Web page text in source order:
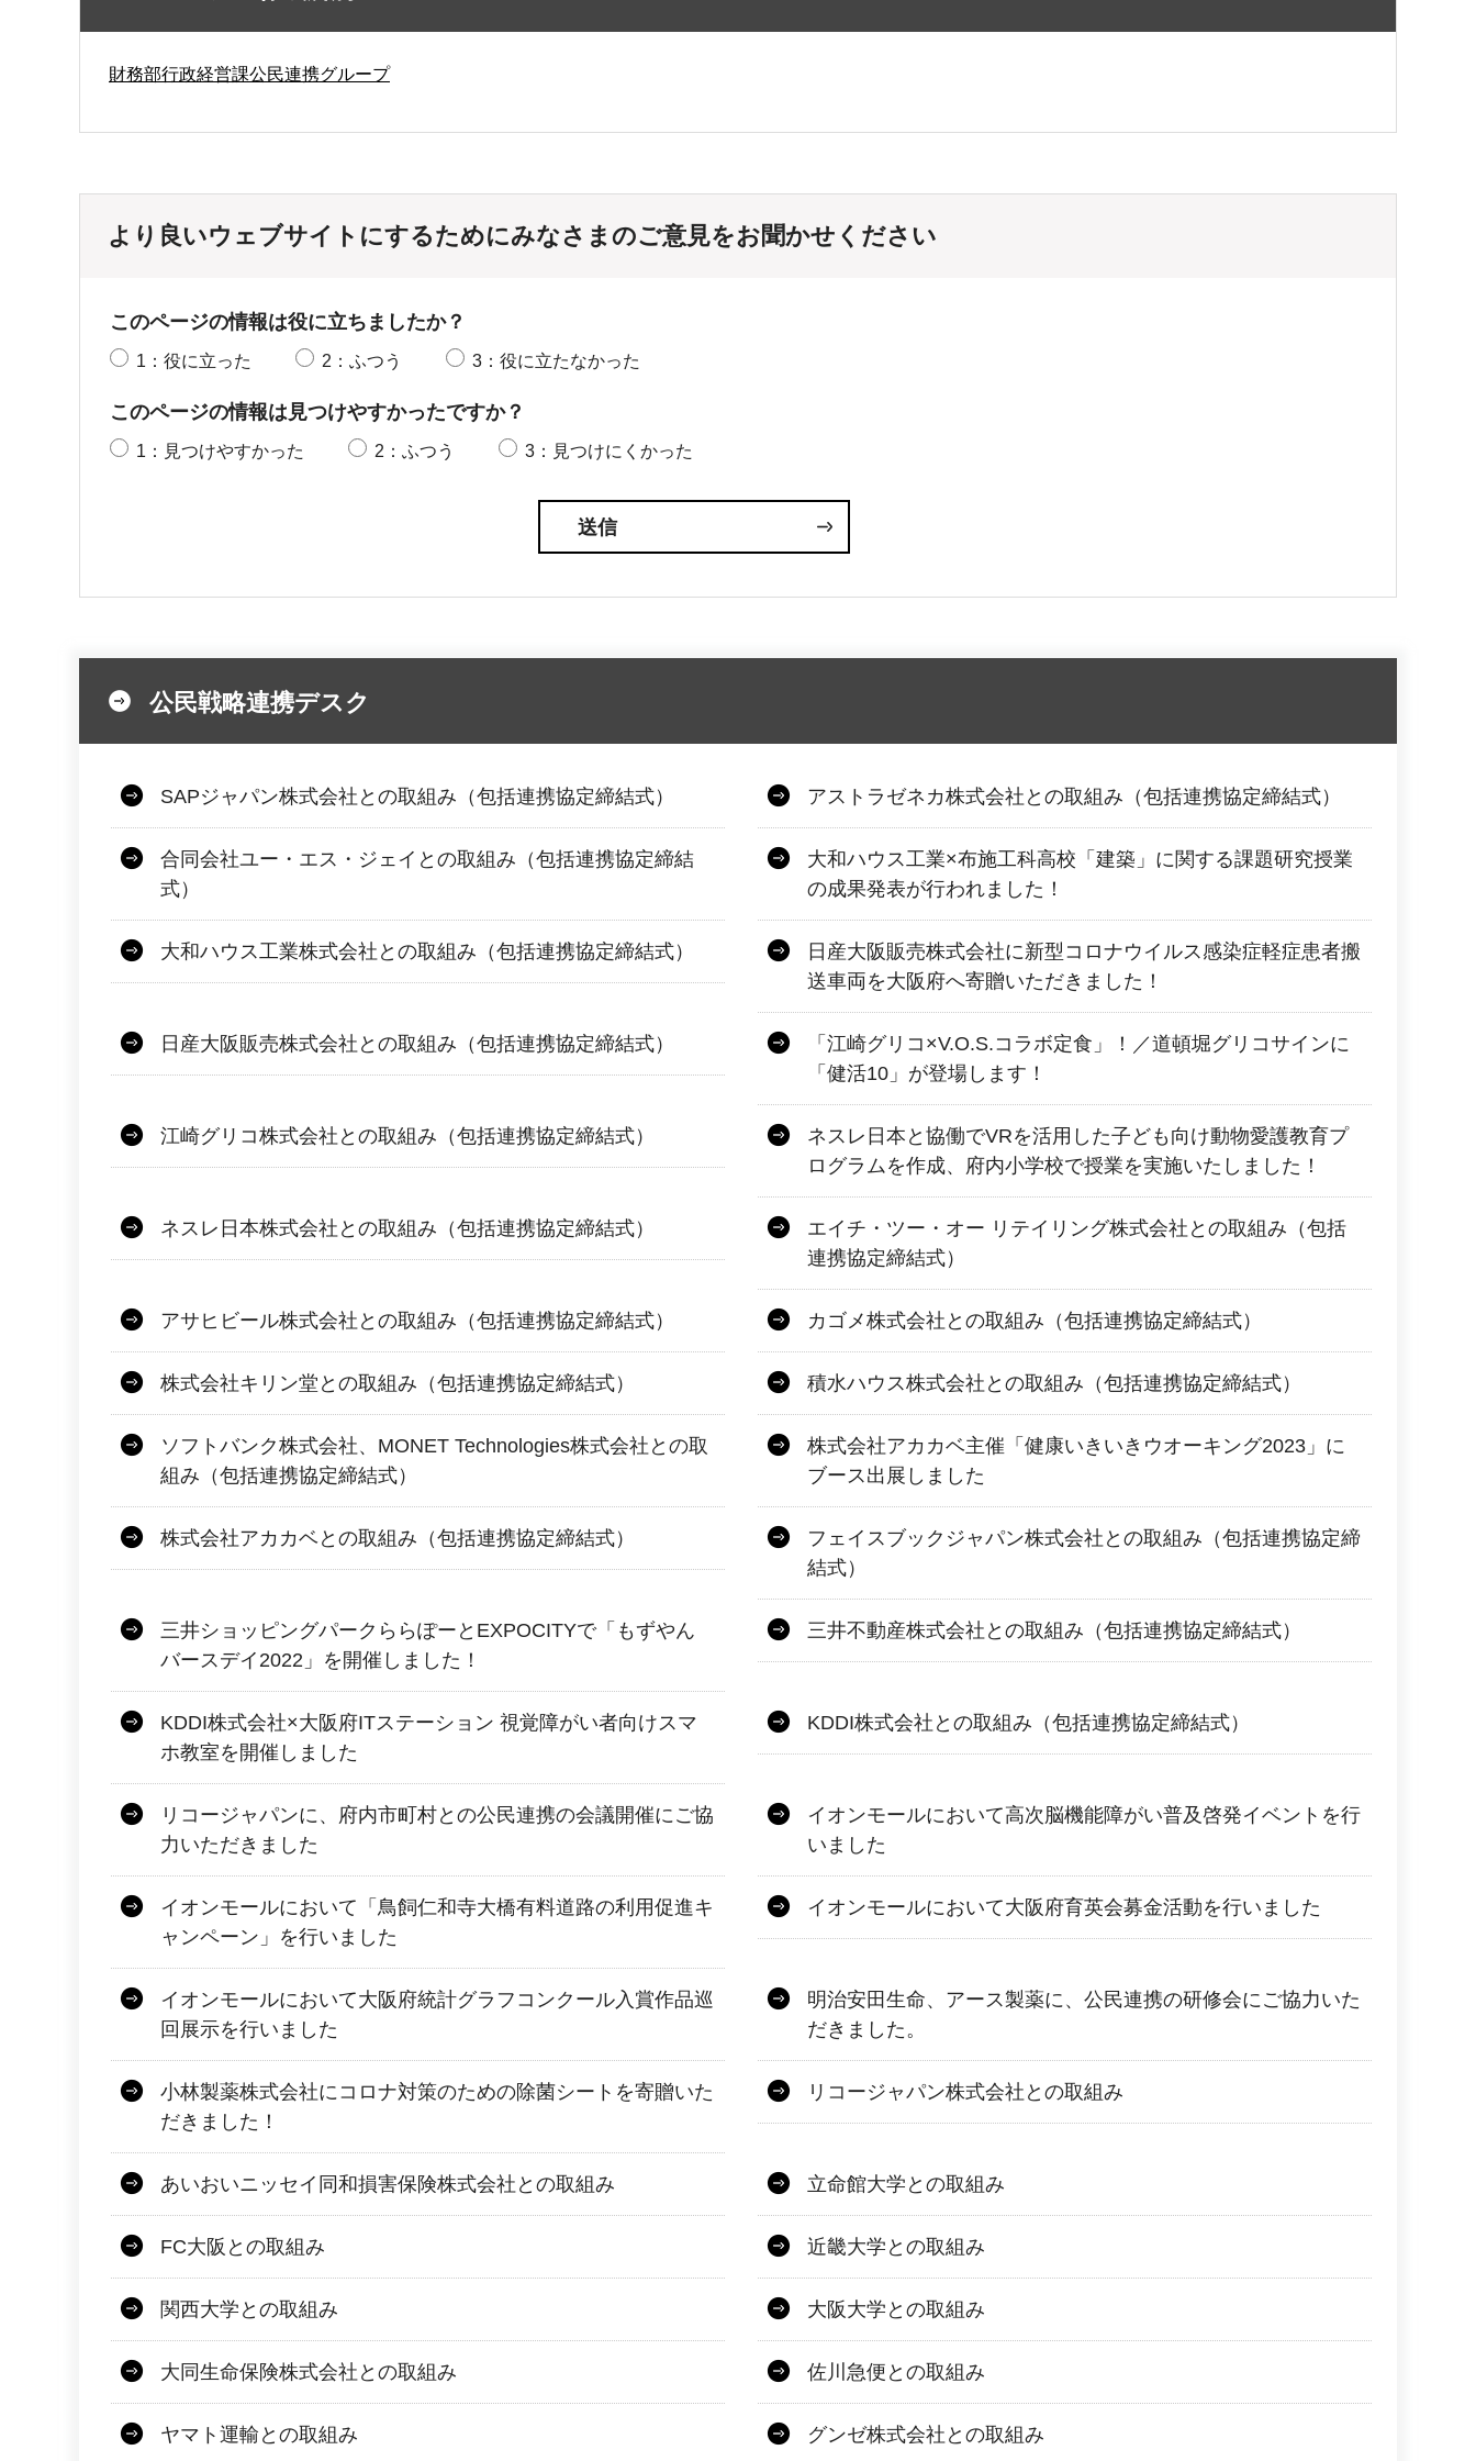
財務部行政経営課公民連携グループ
より良いウェブサイトにするためにみなさまのご意見をお聞かせください
このページの情報は役に立ちましたか？
1：役に立った 2：ふつう 3：役に立たなかった
このページの情報は見つけやすかったですか？
1：見つけやすかった 2：ふつう 3：見つけにくかった
公民戦略連携デスク
SAPジャパン株式会社との取組み（包括連携協定締結式） アストラゼネカ株式会社との取組み（包括連携協定締結式）
合同会社ユー・エス・ジェイとの取組み（包括連携協定締結
式）
大和ハウス工業×布施工科高校「建築」に関する課題研究授業
の成果発表が行われました！
大和ハウス工業株式会社との取組み（包括連携協定締結式）
日産大阪販売株式会社に新型コロナウイルス感染症軽症患者搬
送車両を大阪府へ寄贈いただきました！
日産大阪販売株式会社との取組み（包括連携協定締結式）
「江崎グリコ×V.O.S.コラボ定食」！／道頓堀グリコサインに
「健活10」が登場します！
江崎グリコ株式会社との取組み（包括連携協定締結式）
ネスレ日本と協働でVRを活用した子ども向け動物愛護教育プ
ログラムを作成、府内小学校で授業を実施いたしました！
ネスレ日本株式会社との取組み（包括連携協定締結式）
エイチ・ツー・オー リテイリング株式会社との取組み（包括
連携協定締結式）
アサヒビール株式会社との取組み（包括連携協定締結式） カゴメ株式会社との取組み（包括連携協定締結式）
株式会社キリン堂との取組み（包括連携協定締結式） 積水ハウス株式会社との取組み（包括連携協定締結式）
ソフトバンク株式会社、MONET Technologies株式会社との取
組み（包括連携協定締結式）
株式会社アカカベ主催「健康いきいきウオーキング2023」に
ブース出展しました
株式会社アカカベとの取組み（包括連携協定締結式）
フェイスブックジャパン株式会社との取組み（包括連携協定締
結式）
三井ショッピングパークららぽーとEXPOCITYで「もずやん
バースデイ2022」を開催しました！
三井不動産株式会社との取組み（包括連携協定締結式）
KDDI株式会社×大阪府ITステーション 視覚障がい者向けスマ
ホ教室を開催しました
KDDI株式会社との取組み（包括連携協定締結式）
リコージャパンに、府内市町村との公民連携の会議開催にご協
力いただきました
イオンモールにおいて高次脳機能障がい普及啓発イベントを行
いました
イオンモールにおいて「鳥飼仁和寺大橋有料道路の利用促進キ
ャンペーン」を行いました
イオンモールにおいて大阪府育英会募金活動を行いました
イオンモールにおいて大阪府統計グラフコンクール入賞作品巡
回展示を行いました
明治安田生命、アース製薬に、公民連携の研修会にご協力いた
だきました。
小林製薬株式会社にコロナ対策のための除菌シートを寄贈いた
だきました！
リコージャパン株式会社との取組み
あいおいニッセイ同和損害保険株式会社との取組み 立命館大学との取組み
FC大阪との取組み 近畿大学との取組み
関西大学との取組み 大阪大学との取組み
大同生命保険株式会社との取組み 佐川急便との取組み
ヤマト運輸との取組み グンゼ株式会社との取組み